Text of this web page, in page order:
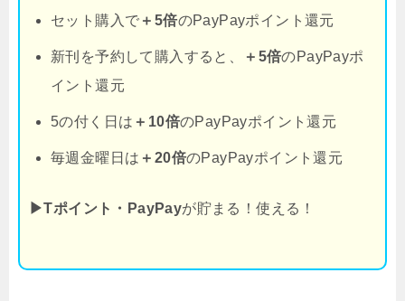
セット購入で ＋5倍のPayPayポイント還元
新刊を予約して購入すると、 ＋5倍のPayPayポ
イント還元
5の付く日は ＋10倍のPayPayポイント還元
毎週金曜日は ＋20倍のPayPayポイント還元
▶Tポイント・PayPayが貯まる！使える！